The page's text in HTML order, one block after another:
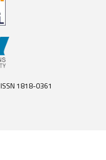
ISSN 1818-0361